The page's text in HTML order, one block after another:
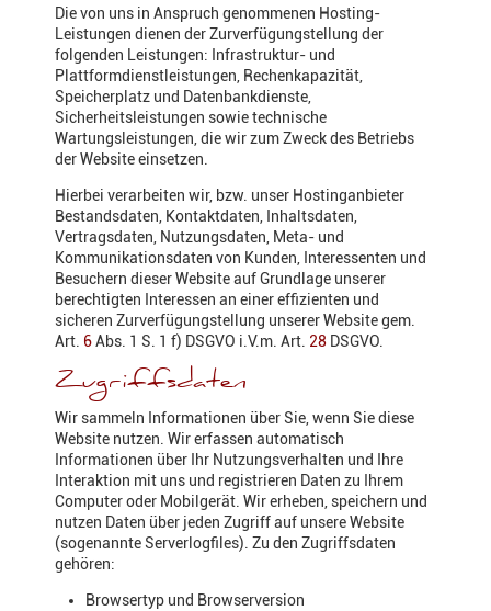
Die von uns in Anspruch genommenen Hosting-
Leistungen dienen der Zurverfügungstellung der
folgenden Leistungen: Infrastruktur- und
Plattformdienstleistungen, Rechenkapazität,
Speicherplatz und Datenbankdienste,
Sicherheitsleistungen sowie technische
Wartungsleistungen, die wir zum Zweck des Betriebs
der Website einsetzen.
Hierbei verarbeiten wir, bzw. unser Hostinganbieter
Bestandsdaten, Kontaktdaten, Inhaltsdaten,
Vertragsdaten, Nutzungsdaten, Meta- und
Kommunikationsdaten von Kunden, Interessenten und
Besuchern dieser Website auf Grundlage unserer
berechtigten Interessen an einer effizienten und
sicheren Zurverfügungstellung unserer Website gem.
Art. 6Abs. 1 S. 1 f) DSGVO i.V.m. Art. 28 DSGVO.
Zugriffsdaten
Wir sammeln Informationen über Sie, wenn Sie diese
Website nutzen. Wir erfassen automatisch
Informationen über Ihr Nutzungsverhalten und Ihre
Interaktion mit uns und registrieren Daten zu Ihrem
Computer oder Mobilgerät. Wir erheben, speichern und
nutzen Daten über jeden Zugriff auf unsere Website
(sogenannte Serverlogfiles). Zu den Zugriffsdaten
gehören:
Browsertyp und Browserversion